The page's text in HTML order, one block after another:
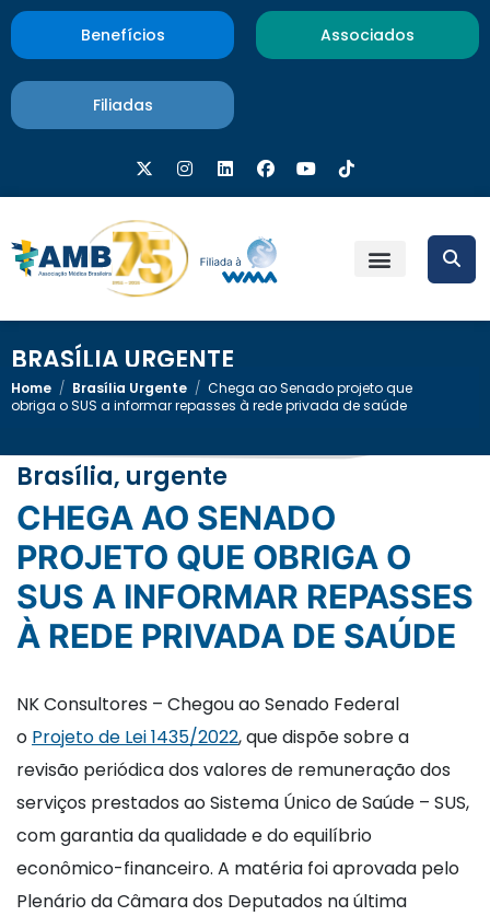
Benefícios Associados
Filiadas
BRASÍLIA URGENTE
Home / Brasília Urgente / Chega ao Senado projeto que
obriga o SUS a informar repasses à rede privada de saúde
Brasília, urgente
CHEGA AO SENADO
PROJETO QUE OBRIGA O
SUS A INFORMAR REPASSES
À REDE PRIVADA DE SAÚDE
NK Consultores – Chegou ao Senado Federal
o Projeto de Lei 1435/2022, que dispõe sobre a
revisão periódica dos valores de remuneração dos
serviços prestados ao Sistema Único de Saúde – SUS,
com garantia da qualidade e do equilíbrio
econômico-financeiro. A matéria foi aprovada pelo
Plenário da Câmara dos Deputados na última